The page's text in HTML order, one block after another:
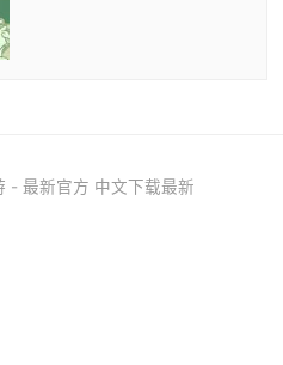
- 最新官方 中文下载最新